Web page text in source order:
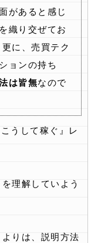
があると感じ
織り交ぜてお
に、売買テク
ョンの持ち
は皆無なので
うして稼ぐ』レ
理解していよう
りは、説明方法